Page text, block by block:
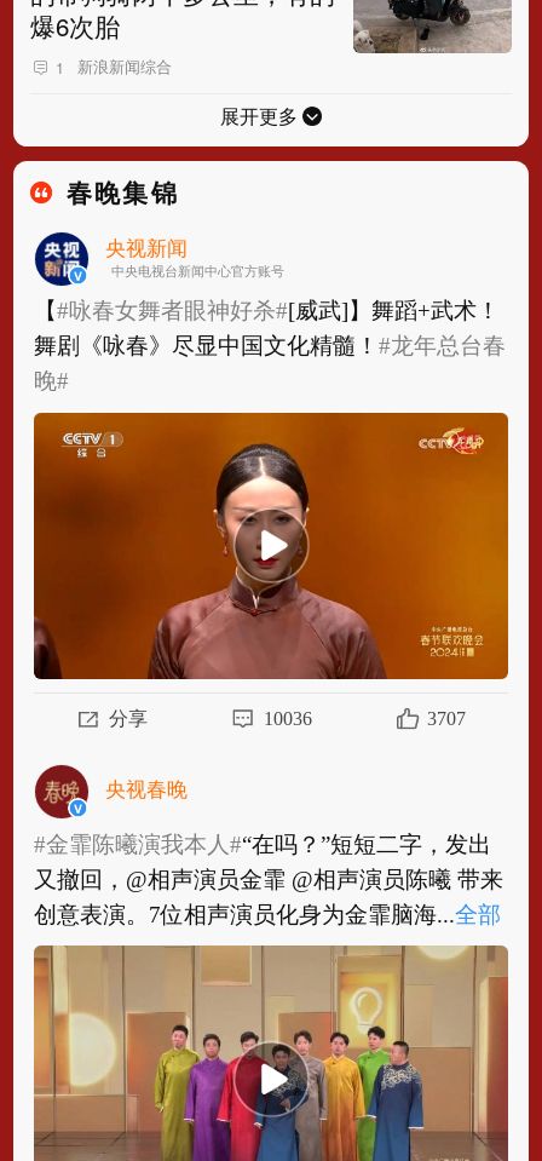
爆6次胎
1 新浪新闻综合
展开更多
春晚集锦
央视新闻
中央电视台新闻中心官方账号
【#咏春女舞者眼神好杀#[威武]】舞蹈+武术！
舞剧《咏春》尽显中国文化精髓！#龙年总台春
晚#
【#咏春女舞者眼神好杀#[威武]】舞蹈+武术！
舞剧《咏春》尽显中国文化精髓！
#龙年总台春
分享 10036 3707
央视春晚
#金霏陈曦演我本人#“在吗？”短短二字，发出
又撤回，@相声演员金霏 @相声演员陈曦 带来
创意表演。7位相声演员化身为金霏脑海...全部
#金霏陈曦演我本人#“在吗？”短短二字，发出
又撤回，@相声演员金霏 @相声演员陈曦 带来
创意表演。7位相声演员化身为金霏脑海中...
部